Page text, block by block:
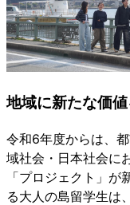
地域に新たな価
令和6年度からは、
域社会・日本社会に
「プロジェクト」が
る大人の島留学生は